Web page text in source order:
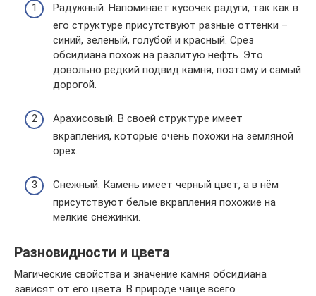
Радужный. Напоминает кусочек радуги, так как в
его структуре присутствуют разные оттенки –
синий, зеленый, голубой и красный. Срез
обсидиана похож на разлитую нефть. Это
довольно редкий подвид камня, поэтому и самый
дорогой.
Арахисовый. В своей структуре имеет
вкрапления, которые очень похожи на земляной
орех.
Снежный. Камень имеет черный цвет, а в нём
присутствуют белые вкрапления похожие на
мелкие снежинки.
Разновидности и цвета
Магические свойства и значение камня обсидиана
зависят от его цвета. В природе чаще всего